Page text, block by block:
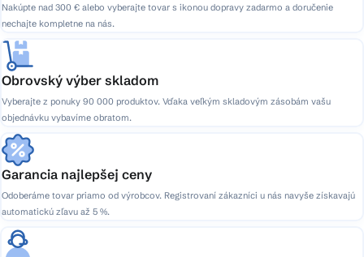
Nakúpte nad 300 € alebo vyberajte tovar s ikonou dopravy zadarmo a doručenie
nechajte kompletne na nás.
Obrovský výber skladom
Vyberajte z ponuky 90 000 produktov. Vďaka veľkým skladovým zásobám vašu
objednávku vybavíme obratom.
Garancia najlepšej ceny
Odoberáme tovar priamo od výrobcov. Registrovaní zákazníci u nás navyše získavajú
automatickú zľavu až 5 %.